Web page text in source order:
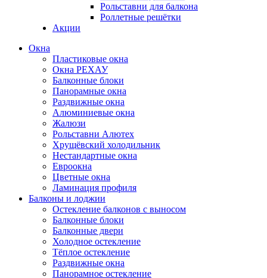
Рольставни для балкона
Роллетные решётки
Акции
Окна
Пластиковые окна
Окна РЕХАУ
Балконные блоки
Панорамные окна
Раздвижные окна
Алюминиевые окна
Жалюзи
Рольставни Алютех
Хрущёвский холодильник
Нестандартные окна
Евроокна
Цветные окна
Ламинация профиля
Балконы и лоджии
Остекление балконов с выносом
Балконные блоки
Балконные двери
Холодное остекление
Тёплое остекление
Раздвижные окна
Панорамное остекление